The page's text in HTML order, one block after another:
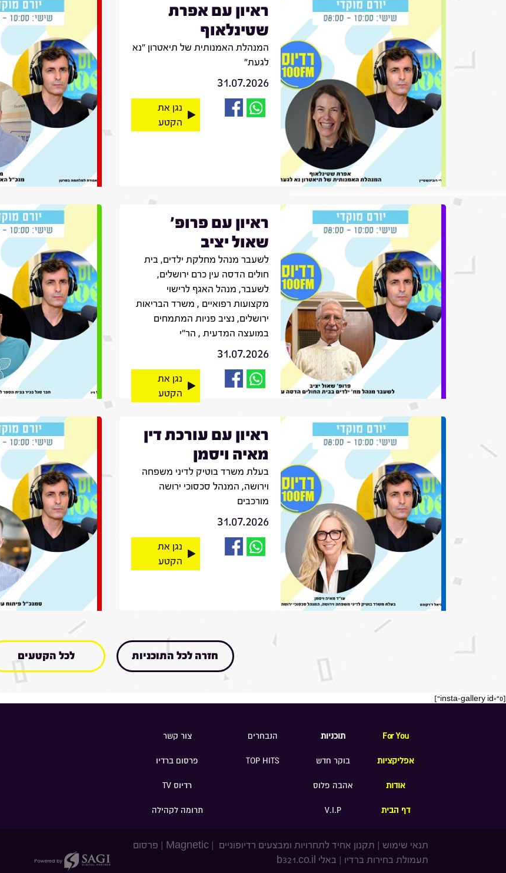
ראיון עם אפרת
שטינלאוף
המנהלת האמנותית של תיאטרון "נא
לגעת"
31.07.2026
נגן את
הקטע
ראיון עם פרופ'
שאול יציב
לשעבר מנהל מחלקת ילדים, בית
חולים הדסה עין כרם ירושלים,
לשעבר, מנהל האגף לרישוי
מקצועות רפואיים , משרד הבריאות
ירושלים, נציב פניות המתמחים
במועצה המדעית , הר״י
31.07.2026
נגן את
הקטע
ראיון עם עורכת דין
מאיה ויסמן
בעלת משרד בוטיק לדיני משפחה
וירושה, המנהל סכסוכי ירושה
מורכבים
31.07.2026
נגן את
הקטע
חזרה לכל התוכניות לכל הקטעים
[insta-gallery id="0"]
For You
אפליקציות
אודות
דף הבית
תוכניות
בוקר חדש
אהבה פלוס
V.I.P
הנבחרים
TOP HITS
צור קשר
פרסום ברדיו
רדיוס TV
תרומה לקהילה
תנאי שימוש | תקנון אחיד לתחרויות ומבצעים רדיופוניים |
Magnetic
| פרסום
תעמולת בחירות ברדיו | באלי b321.co.il